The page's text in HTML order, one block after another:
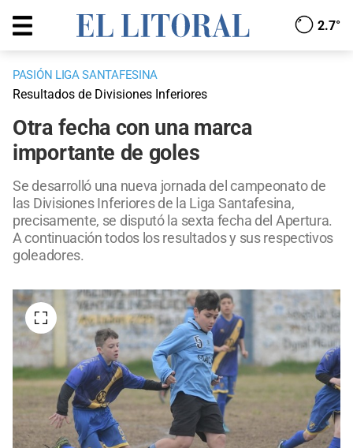
2.7°
PASIÓN LIGA SANTAFESINA
Resultados de Divisiones Inferiores
Otra fecha con una marca
importante de goles
Se desarrolló una nueva jornada del campeonato de
las Divisiones Inferiores de la Liga Santafesina,
precisamente, se disputó la sexta fecha del Apertura.
A continuación todos los resultados y sus respectivos
goleadores.